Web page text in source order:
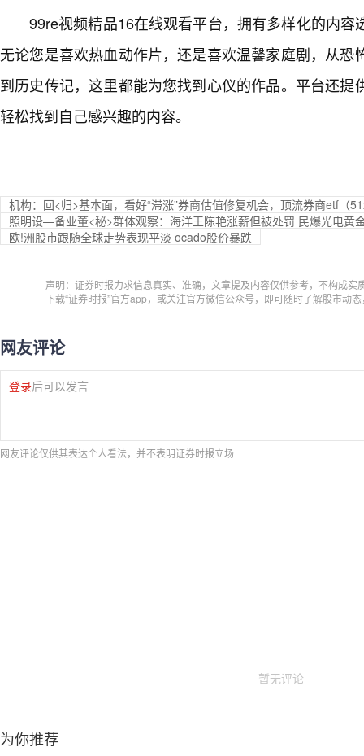
99re视频精品16在线观看平台，拥有多样化的内容
无论您是喜欢热血动作片，还是喜欢温馨家庭剧，从恐
到历史传记，这里都能为您找到心仪的作品。平台还提
轻松找到自己感兴趣的内容。
机构：回<归>基本面，看好“滞涨”券商估值修复机会，顶流券商etf（
照明设—备业董<秘>群体观察：海洋王陈艳涨薪但被处罚 民爆光电黄
欧!洲股市跟随全球走势表现平淡 ocado股价暴跌
声明：证券时报力求信息真实、准确，文章提及内容仅供参考，不构成实
下载“证券时报”官方app，或关注官方微信公众号，即可随时了解股市动
网友评论
登录后可以发言
网友评论仅供其表达个人看法，并不表明证券时报立场
暂无评论
为你推荐